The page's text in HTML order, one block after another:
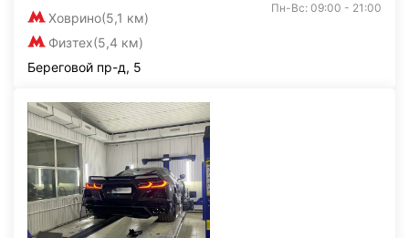
Ховрино(5,1 км)
Физтех(5,4 км)
Пн-Вс: 09:00 - 21:00
Береговой пр-д, 5